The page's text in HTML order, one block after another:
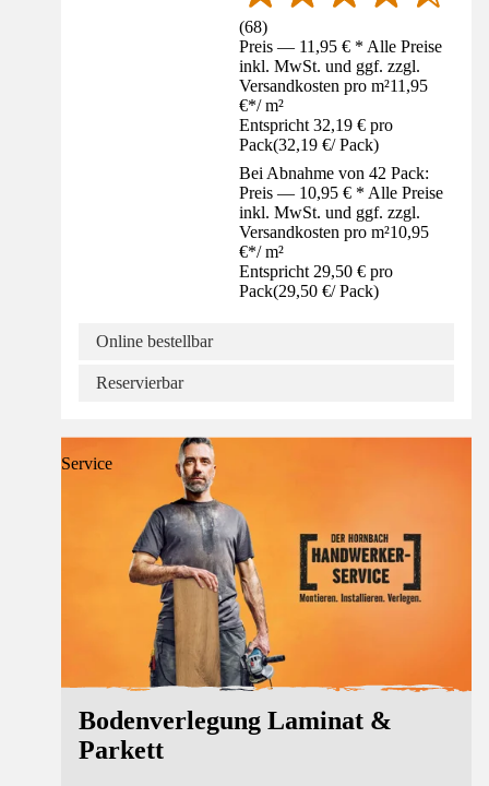
(68)
Preis — 11,95 € * Alle Preise
inkl. MwSt. und ggf. zzgl.
Versandkosten pro m²11,95
€*/ m²
Entspricht 32,19 € pro
Pack(32,19 €/ Pack)
Bei Abnahme von 42 Pack:
Preis — 10,95 € * Alle Preise
inkl. MwSt. und ggf. zzgl.
Versandkosten pro m²10,95
€*/ m²
Entspricht 29,50 € pro
Pack(29,50 €/ Pack)
Online bestellbar
Reservierbar
Service
Bodenverlegung Laminat &
Parkett